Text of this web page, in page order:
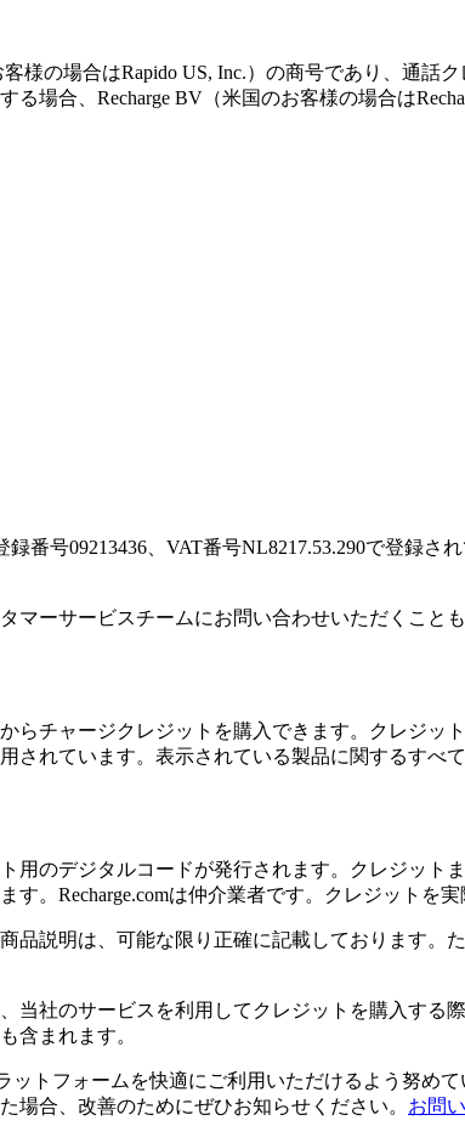
客様の場合はRapido US, Inc.）の商号であり、通
場合、Recharge BV（米国のお客様の場合は
録番号09213436、VAT番号NL8217.53.290で登録
マーサービスチームにお問い合わせいただくことも
らチャージクレジットを購入できます。クレジッ
されています。表示されている製品に関するすべ
用のデジタルコードが発行されます。クレジッ
。Recharge.comは仲介業者です。クレジットを
品説明は、可能な限り正確に記載しております
当社のサービスを利用してクレジットを購入す
含まれます。
ットフォームを快適にご利用いただけるよう努め
場合、改善のためにぜひお知らせください。 お問